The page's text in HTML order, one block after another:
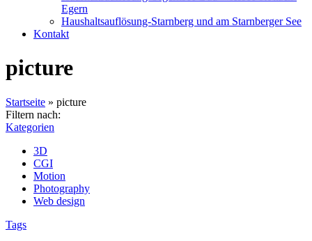
Egern
Haushaltsauflösung-Starnberg und am Starnberger See
Kontakt
picture
Startseite » picture
Filtern nach:
Kategorien
3D
CGI
Motion
Photography
Web design
Tags